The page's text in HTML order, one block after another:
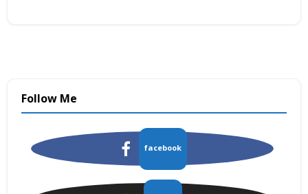
Follow Me
facebook